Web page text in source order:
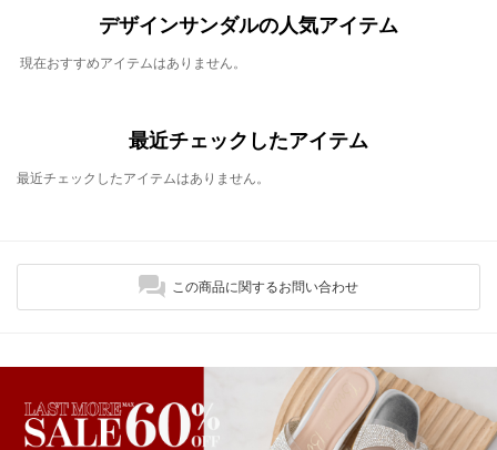
デザインサンダルの人気アイテム
現在おすすめアイテムはありません。
最近チェックしたアイテム
最近チェックしたアイテムはありません。
この商品に関するお問い合わせ